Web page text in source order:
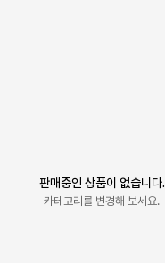
판매중인 상품이 없습니다.
카테고리를 변경해 보세요.